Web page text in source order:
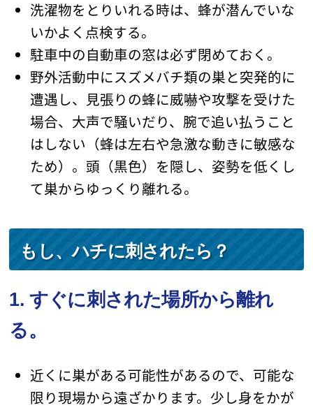
洗濯物をとりいれる時は、蜂が潜んでいな
いかよく点検する。
駐車中の自動車の窓は必ず閉めておく。
野外活動中にスズメバチ類の巣と突発的に
遭遇し、見張りの蜂に威嚇や攻撃を受けた
場合、大声で騒いだり、腕で追い払うこと
はしない（蜂は左右や急激な動きに敏感な
ため）。頭（黒色）を隠し、姿勢を低くし
て巣からゆっくり離れる。
もし、ハチに刺されたら？
1. すぐに刺された場所から離れ
る。
近くに巣がある可能性があるので、可能な
限り現場から遠ざかります。少し身をかが